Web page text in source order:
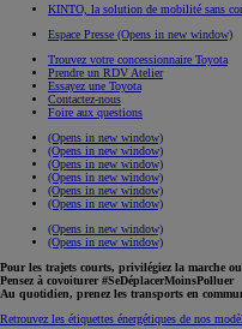
KINTO, la solution de mobilité sans
Espace Presse (Opens in new window)
Trouvez votre concessionnaire Toyota
Prendre un RDV Atelier
Essayez une Toyota
Contactez-nous
Foire aux questions
(Opens in new window)
(Opens in new window)
(Opens in new window)
(Opens in new window)
(Opens in new window)
(Opens in new window)
(Opens in new window)
(Opens in new window)
Pour les trajets courts, privilégiez la marche
Pensez à covoiturer #SeDéplacerMoinsPolluer
Au quotidien, prenez les transports en
Retrouvez les étiquettes énergétiques de nos